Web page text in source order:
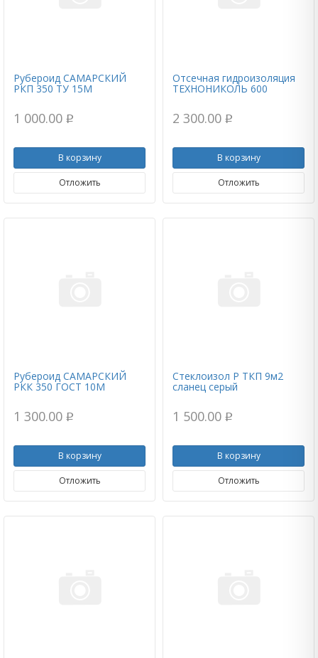
Рубероид САМАРСКИЙ
РКП 350 ТУ 15М
1 000.00 p
В корзину
Отложить
Отсечная гидроизоляция
ТЕХНОНИКОЛЬ 600
2 300.00 p
В корзину
Отложить
Рубероид САМАРСКИЙ
РКК 350 ГОСТ 10М
1 300.00 p
В корзину
Отложить
Стеклоизол Р ТКП 9м2
сланец серый
1 500.00 p
В корзину
Отложить